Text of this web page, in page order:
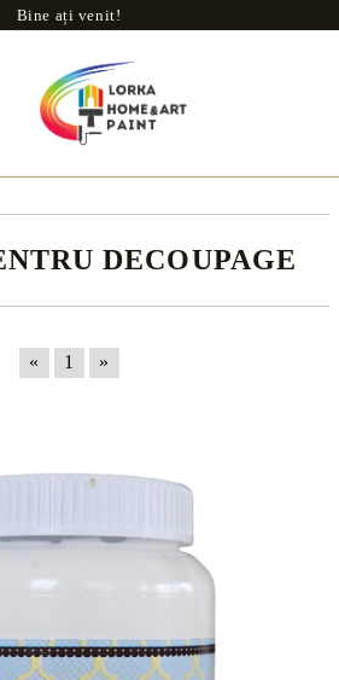
Bine ați venit!
DECOUPAGE
« 1 »